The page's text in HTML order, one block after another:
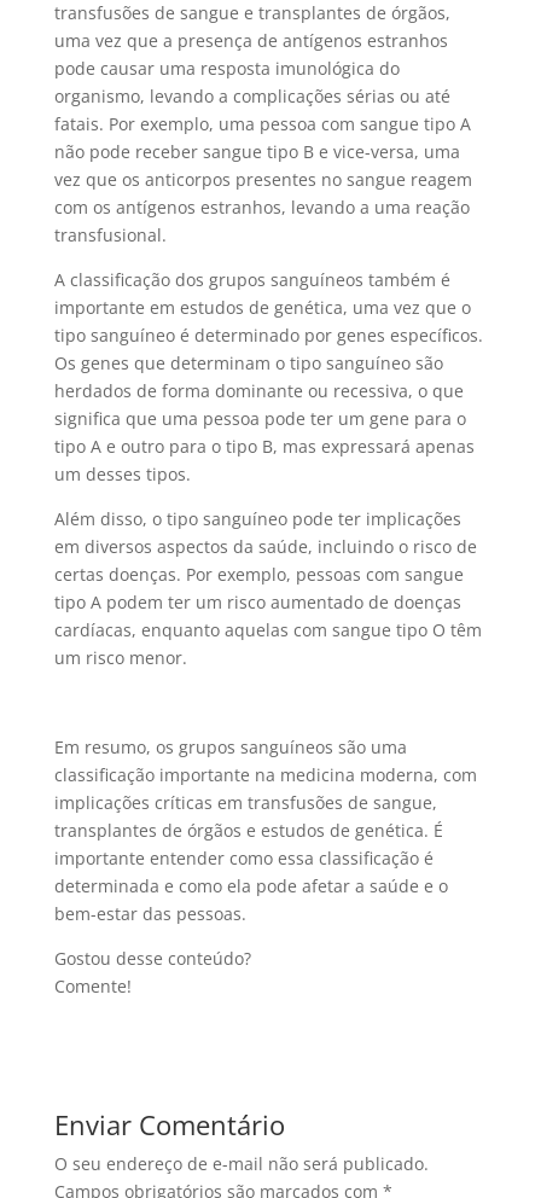
transfusões de sangue e transplantes de órgãos,
uma vez que a presença de antígenos estranhos
pode causar uma resposta imunológica do
organismo, levando a complicações sérias ou até
fatais. Por exemplo, uma pessoa com sangue tipo A
não pode receber sangue tipo B e vice-versa, uma
vez que os anticorpos presentes no sangue reagem
com os antígenos estranhos, levando a uma reação
transfusional.
A classificação dos grupos sanguíneos também é
importante em estudos de genética, uma vez que o
tipo sanguíneo é determinado por genes específicos.
Os genes que determinam o tipo sanguíneo são
herdados de forma dominante ou recessiva, o que
significa que uma pessoa pode ter um gene para o
tipo A e outro para o tipo B, mas expressará apenas
um desses tipos.
Além disso, o tipo sanguíneo pode ter implicações
em diversos aspectos da saúde, incluindo o risco de
certas doenças. Por exemplo, pessoas com sangue
tipo A podem ter um risco aumentado de doenças
cardíacas, enquanto aquelas com sangue tipo O têm
um risco menor.
Em resumo, os grupos sanguíneos são uma
classificação importante na medicina moderna, com
implicações críticas em transfusões de sangue,
transplantes de órgãos e estudos de genética. É
importante entender como essa classificação é
determinada e como ela pode afetar a saúde e o
bem-estar das pessoas.
Gostou desse conteúdo?
Comente!
Enviar Comentário
O seu endereço de e-mail não será publicado.
Campos obrigatórios são marcados com *